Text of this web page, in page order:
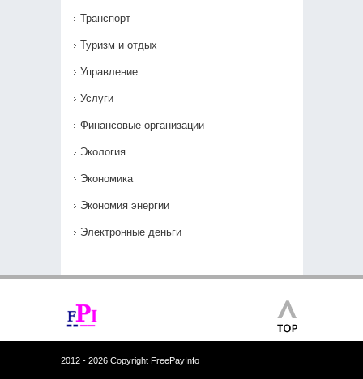
Транспорт
Туризм и отдых
Управление
Услуги
Финансовые организации
Экология
Экономика
Экономия энергии
Электронные деньги
2012 - 2026 Copyright FreePayInfo